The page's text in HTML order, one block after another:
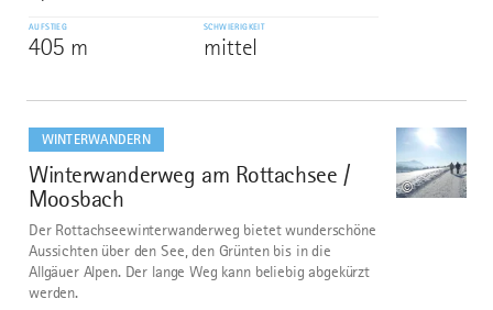
AUFSTIEG
405 m
SCHWIERIGKEIT
mittel
WINTERWANDERN
9
Winterwanderweg am Rottachsee /
Moosbach
©
Der Rottachseewinterwanderweg bietet wunderschöne
Aussichten über den See, den Grünten bis in die
Allgäuer Alpen. Der lange Weg kann beliebig abgekürzt
werden.
dazu